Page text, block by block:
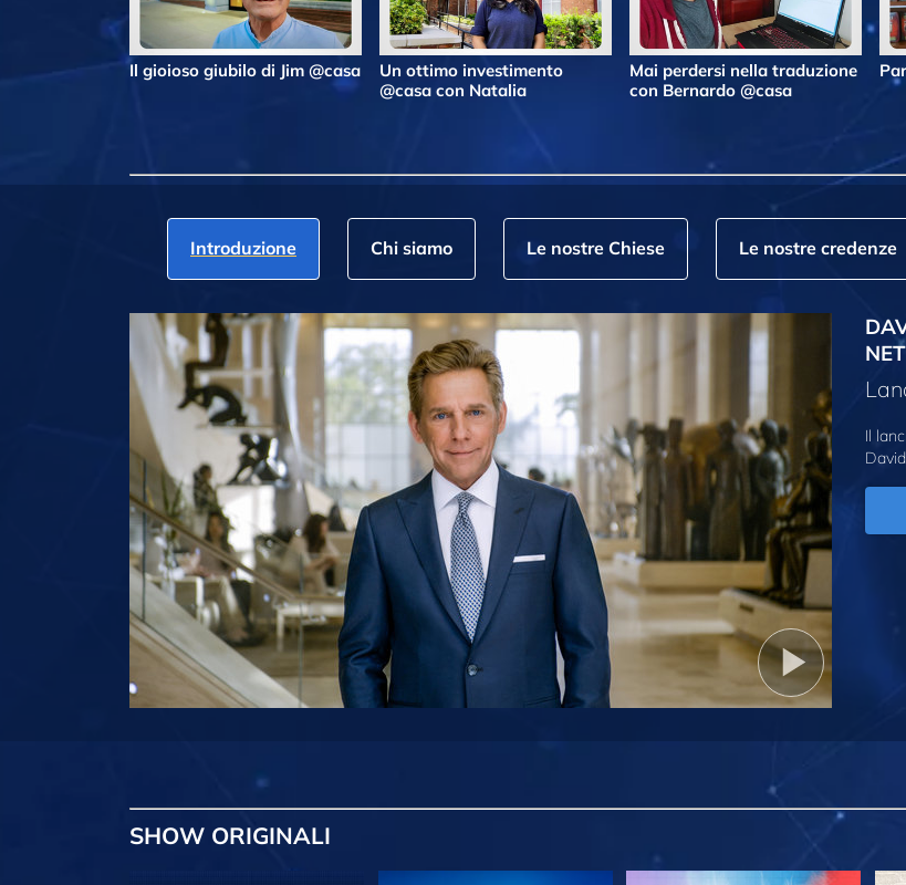
Il gioioso giubilo di Jim @casa
Un ottimo investimento
@casa con Natalia
Mai perdersi nella traduzione
con Bernardo @casa
Introduzione Chi siamo Le nostre Chiese Le nostre credenze
Il
SHOW ORIGINALI